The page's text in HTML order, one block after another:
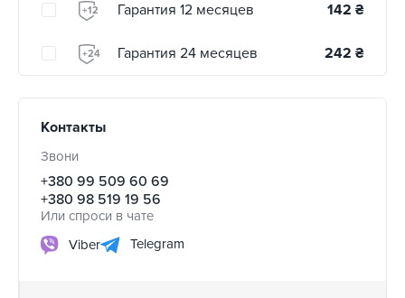
+12 Гарантия 12 месяцев 142 ₴
+24 Гарантия 24 месяцев 242 ₴
Контакты
Звони
+380 99 509 60 69
+380 98 519 19 56
Или спроси в чате
Viber
Telegram